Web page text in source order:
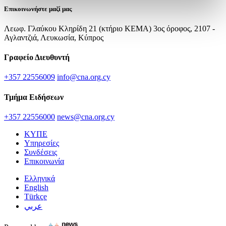
Επικοινωνήστε μαζί μας
Λεωφ. Γλαύκου Κληρίδη 21 (κτήριο ΚΕΜΑ) 3ος όροφος, 2107 -
Αγλαντζιά, Λευκωσία, Κύπρος
Γραφείο Διευθυντή
+357 22556009 info@cna.org.cy
Τμήμα Ειδήσεων
+357 22556000 news@cna.org.cy
ΚΥΠΕ
Υπηρεσίες
Συνδέσεις
Επικοινωνία
Ελληνικά
English
Türkçe
عربي